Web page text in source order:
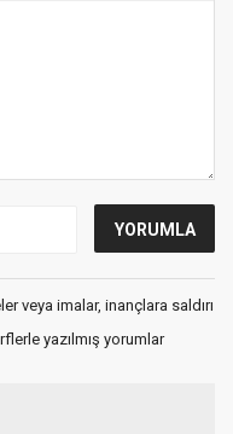
veya imalar, inançlara saldırı
yazılmış yorumlar